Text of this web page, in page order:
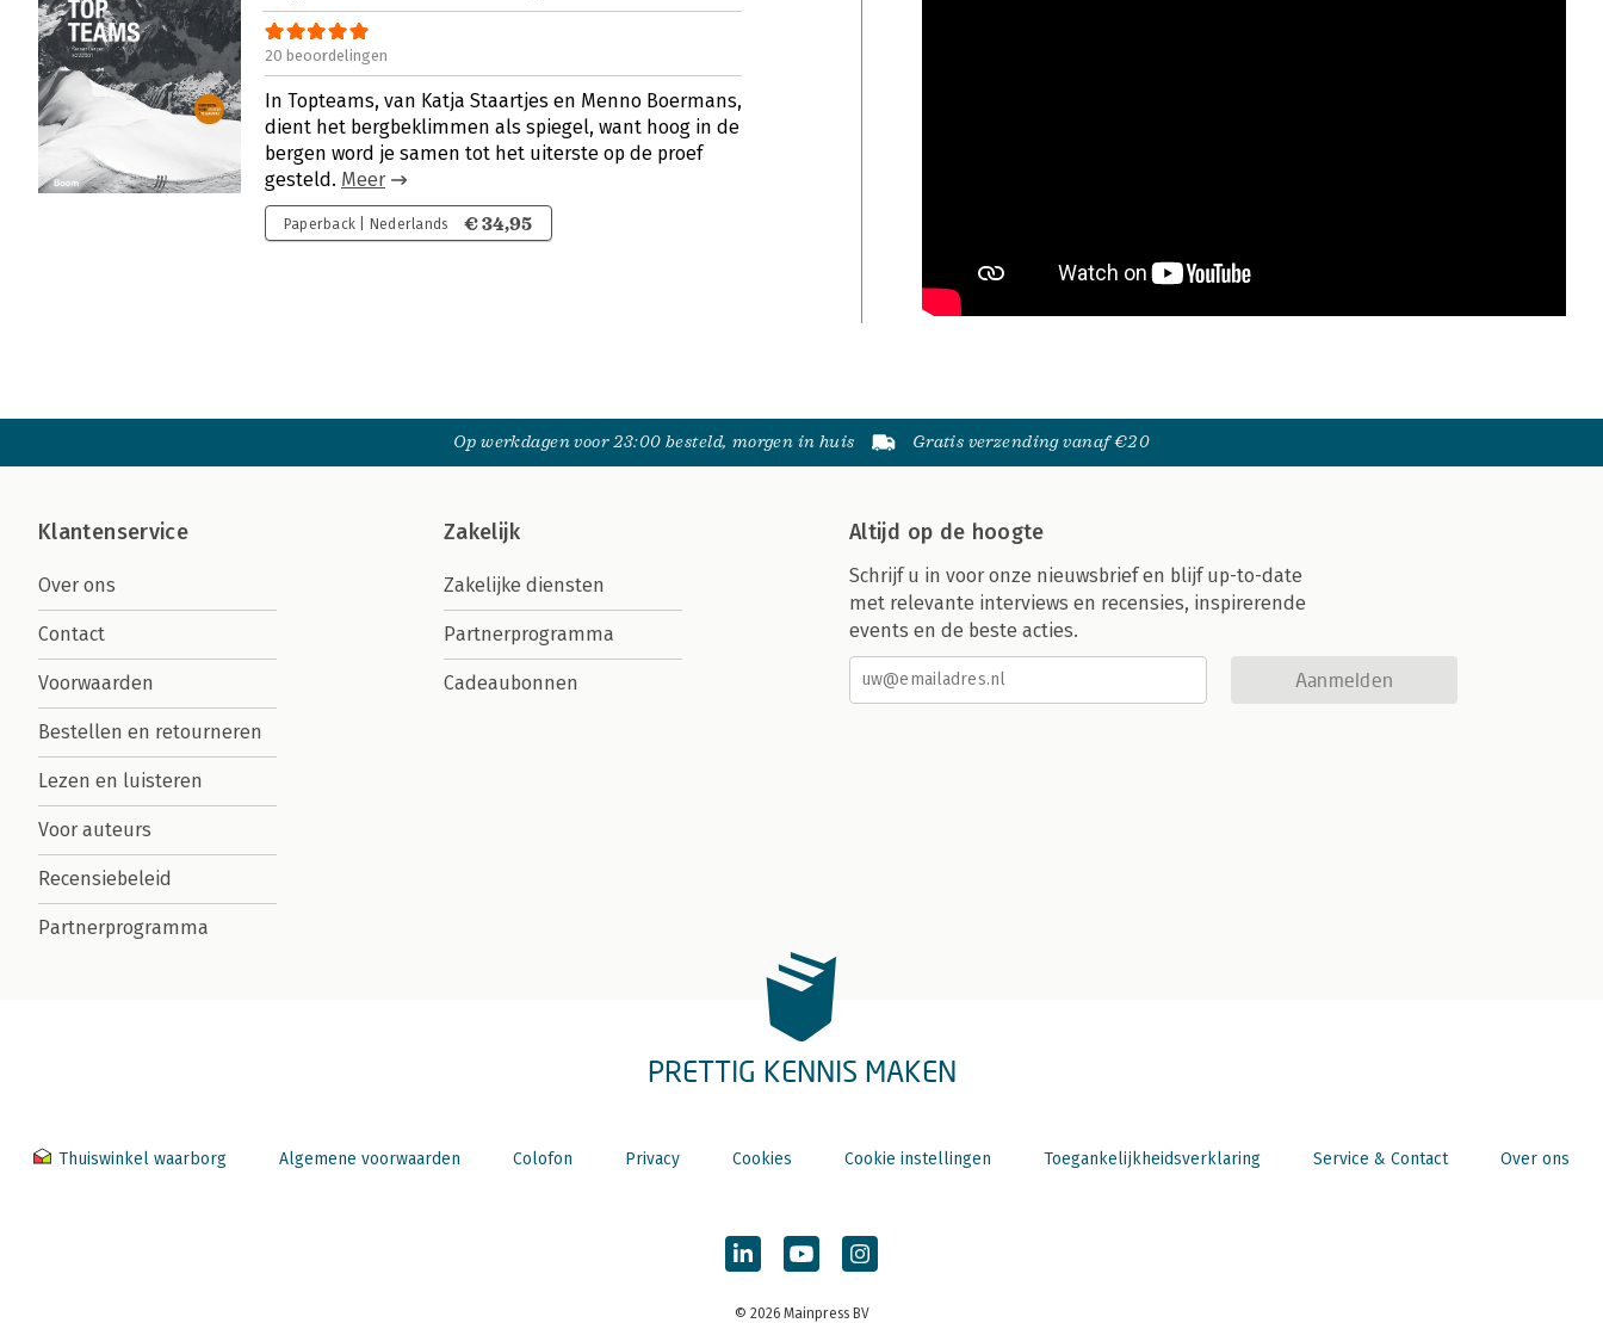
20 beoordelingen
In Topteams, van Katja Staartjes en Menno Boermans,
dient het bergbeklimmen als spiegel, want hoog in de
bergen word je samen tot het uiterste op de proef
gesteld. Meer
Paperback | Nederlands € 34,95
Op werkdagen voor 23:00 besteld, morgen in huis Gratis verzending vanaf €20
Klantenservice
Over ons
Contact
Voorwaarden
Bestellen en retourneren
Lezen en luisteren
Voor auteurs
Recensiebeleid
Partnerprogramma
Zakelijk
Zakelijke diensten
Partnerprogramma
Cadeaubonnen
Altijd op de hoogte
Schrijf u in voor onze nieuwsbrief en blijf up-to-date
met relevante interviews en recensies, inspirerende
events en de beste acties.
Aanmelden
PRETTIG KENNIS MAKEN
Thuiswinkel waarborg Algemene voorwaarden Colofon Privacy Cookies Cookie instellingen Toegankelijkheidsverklaring Service & Contact Over ons
© 2026 Mainpress BV